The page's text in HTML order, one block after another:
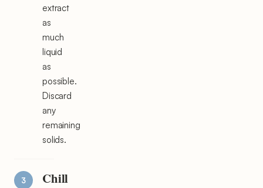
extract
as
much
liquid
as
possible.
Discard
any
remaining
solids.
Chill